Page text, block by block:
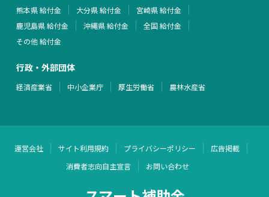
熊本県 給付金
大分県 給付金
宮崎県 給付金
鹿児島県 給付金
沖縄県 給付金
全国 給付金
その他 給付金
行政・外部団体
経済産業省 中小企業庁 厚生労働省 農林水産省
運営会社 サイト利用規約 プライバシーポリシー
広告掲載
消費者志向自主宣言
お問い合わせ